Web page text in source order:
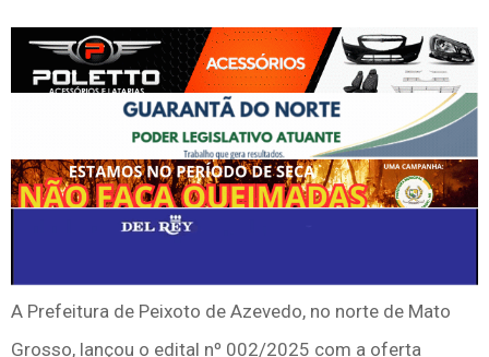
A Prefeitura de Peixoto de Azevedo, no norte de Mato
Grosso, lançou o edital nº 002/2025 com a oferta